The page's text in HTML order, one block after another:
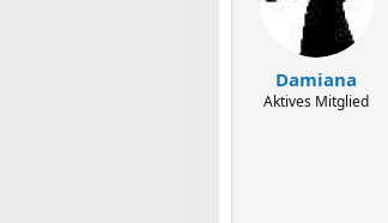
Damiana
Aktives Mitglied